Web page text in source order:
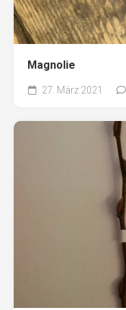
Magnolie
27. März 2021